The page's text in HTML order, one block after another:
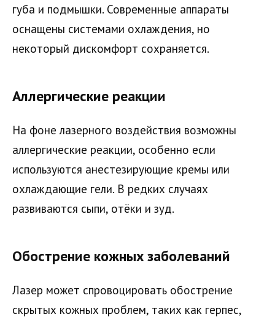
губа и подмышки. Современные аппараты
оснащены системами охлаждения, но
некоторый дискомфорт сохраняется.
Аллергические реакции
На фоне лазерного воздействия возможны
аллергические реакции, особенно если
используются анестезирующие кремы или
охлаждающие гели. В редких случаях
развиваются сыпи, отёки и зуд.
Обострение кожных заболеваний
Лазер может спровоцировать обострение
скрытых кожных проблем, таких как герпес,